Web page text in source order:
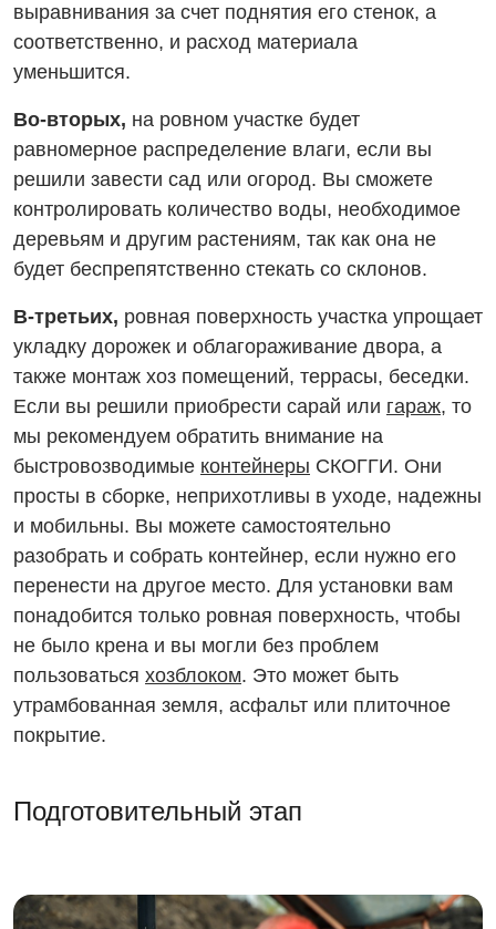
выравнивания за счет поднятия его стенок, а
соответственно, и расход материала
уменьшится.
Во-вторых, на ровном участке будет
равномерное распределение влаги, если вы
решили завести сад или огород. Вы сможете
контролировать количество воды, необходимое
деревьям и другим растениям, так как она не
будет беспрепятственно стекать со склонов.
В-третьих, ровная поверхность участка упрощает
укладку дорожек и облагораживание двора, а
также монтаж хоз помещений, террасы, беседки.
Если вы решили приобрести сарай или гараж, то
мы рекомендуем обратить внимание на
быстровозводимые контейнеры СКОГГИ. Они
просты в сборке, неприхотливы в уходе, надежны
и мобильны. Вы можете самостоятельно
разобрать и собрать контейнер, если нужно его
перенести на другое место. Для установки вам
понадобится только ровная поверхность, чтобы
не было крена и вы могли без проблем
пользоваться хозблоком. Это может быть
утрамбованная земля, асфальт или плиточное
покрытие.
Подготовительный этап